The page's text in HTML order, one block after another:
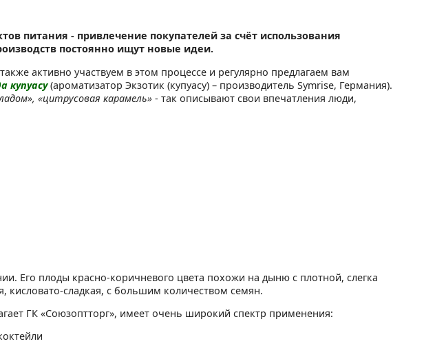
питания - привлечение покупателей за счёт использования
постоянно ищут новые идеи.
активно участвуем в этом процессе и регулярно предлагаем вам
купуасу(ароматизатор Экзотик (купуасу) – производитель Symrise, Германия).
«цитрусовая карамель» - так описывают свои впечатления люди,
Его плоды красно-коричневого цвета похожи на дыню с плотной, слегка
кисловато-сладкая, с большим количеством семян.
ГК «Союзоптторг», имеет очень широкий спектр применения: